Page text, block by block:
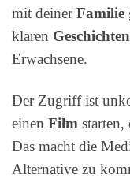
mit deinerFamilie
klaren Geschichten
Erwachsene.
Der Zugriff ist
einen Film
Das macht die
Alternative zu